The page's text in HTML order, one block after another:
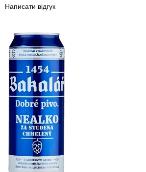
Написати відгук